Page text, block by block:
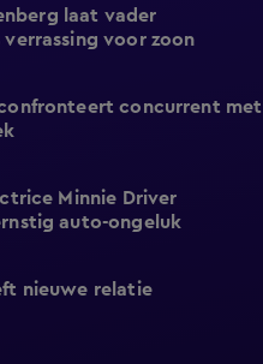
laat vader
voor zoon
concurrent met
Minnie Driver
auto-ongeluk
nieuwe relatie